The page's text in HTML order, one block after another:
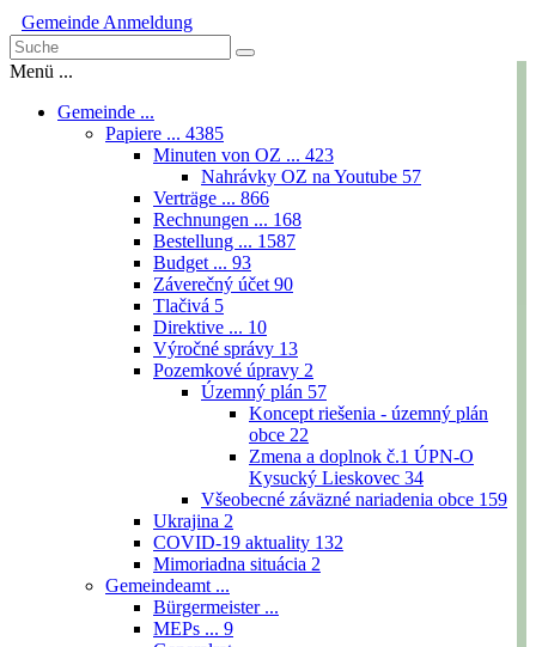
Gemeinde Anmeldung
Menü ...
Gemeinde ...
Papiere ... 4385
Minuten von OZ ... 423
Nahrávky OZ na Youtube 57
Verträge ... 866
Rechnungen ... 168
Bestellung ... 1587
Budget ... 93
Záverečný účet 90
Tlačivá 5
Direktive ... 10
Výročné správy 13
Pozemkové úpravy 2
Územný plán 57
Koncept riešenia - územný plán
obce 22
Zmena a doplnok č.1 ÚPN-O
Kysucký Lieskovec 34
Všeobecné záväzné nariadenia obce 159
Ukrajina 2
COVID-19 aktuality 132
Mimoriadna situácia 2
Gemeindeamt ...
Bürgermeister ...
MEPs ... 9